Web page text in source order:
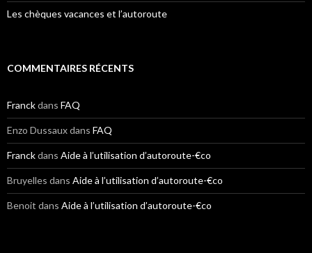
Les chèques vacances et l’autoroute
COMMENTAIRES RÉCENTS
Franckdans FAQ
Enzo Dussauxdans FAQ
Franckdans Aide à l’utilisation d’autoroute-€co
Bruyelles dans Aide à l’utilisation d’autoroute-€co
Benoit dans Aide à l’utilisation d’autoroute-€co